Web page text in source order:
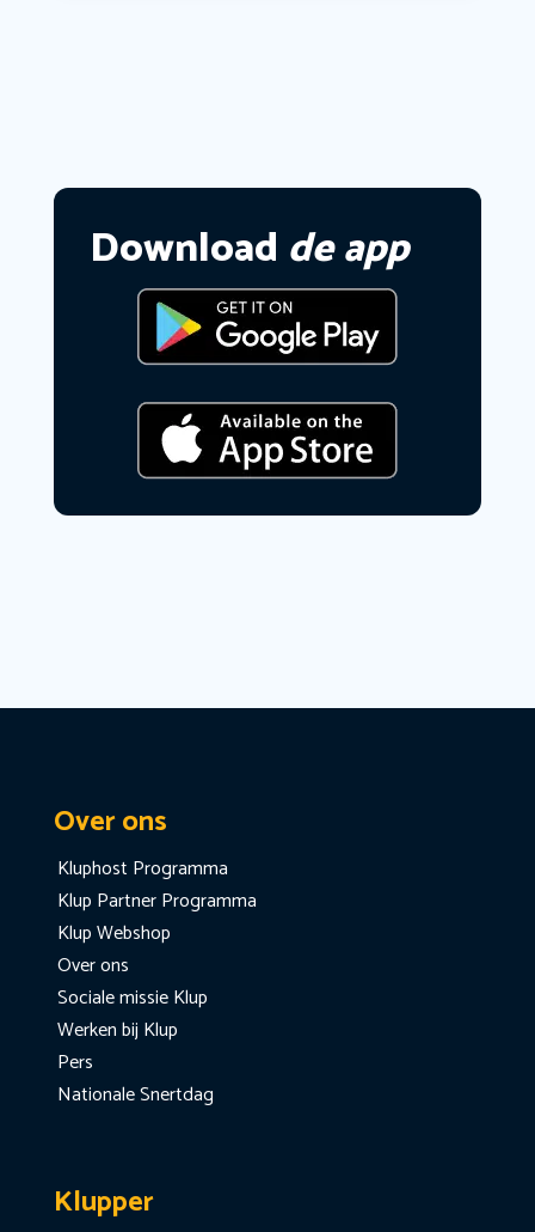
Download de app
Over ons
Kluphost Programma
Klup Partner Programma
Klup Webshop
Over ons
Sociale missie Klup
Werken bij Klup
Pers
Nationale Snertdag
Klupper